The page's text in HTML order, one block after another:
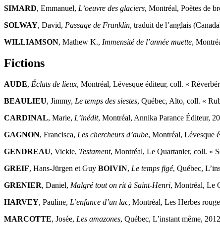
SIMARD, Emmanuel, L’oeuvre des glaciers, Montréal, Poètes de
SOLWAY, David, Passage de Franklin, traduit de l’anglais
WILLIAMSON, Mathew K., Immensité de l’année muette,
Fictions
AUDE, Éclats de lieux, Montréal, Lévesque éditeur, coll. «
BEAULIEU, Jimmy, Le temps des siestes, Québec, Alto, coll. «
CARDINAL, Marie, L’inédit, Montréal, Annika Parance Éditeur,
GAGNON, Francisca, Les chercheurs d’aube, Montréal, Lévesque
GENDREAU, Vickie, Testament, Montréal, Le Quartanier, coll. «
GREIF, Hans-Jürgen et Guy BOIVIN, Le temps figé, Québec,
GRENIER, Daniel, Malgré tout on rit à Saint-Henri, Montréal, Le
HARVEY, Pauline, L’enfance d’un lac, Montréal, Les Herbes
MARCOTTE, Josée, Les amazones, Québec, L’instant même,